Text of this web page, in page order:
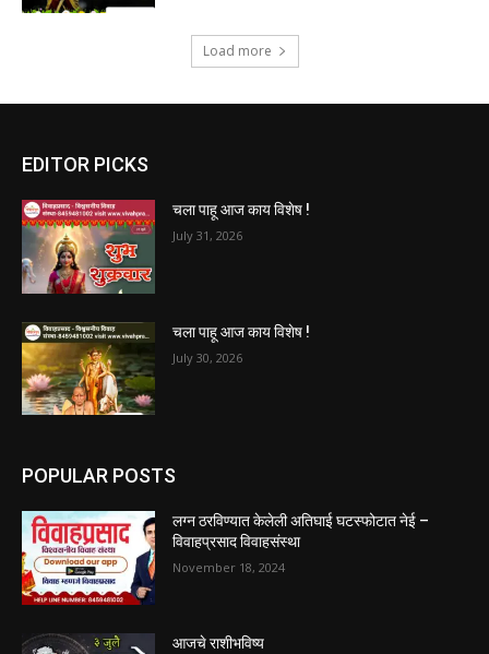
Load more
EDITOR PICKS
चला पाहू आज काय विशेष !
July 31, 2026
चला पाहू आज काय विशेष !
July 30, 2026
POPULAR POSTS
लग्न ठरविण्यात केलेली अतिघाई घटस्फोटात नेई –
विवाहप्रसाद विवाहसंस्था
November 18, 2024
आजचे राशीभविष्य